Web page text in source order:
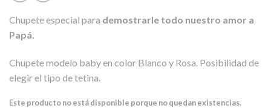
Chupete especial para demostrarle todo nuestro amor a
Papá.
Chupete modelo baby en color Blanco y Rosa. Posibilidad de
elegir el tipo de tetina.
Este producto no está disponible porque no quedan existencias.